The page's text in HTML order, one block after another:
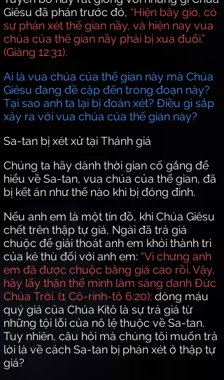
Giêsu đã phán trước đó, “Hiện bây giờ, có
sự phán xét thế gian nầy, và hiện nay vua
chúa của thế gian nầy phải bị xua đuổi.”
(Giăng 12:31).
Ai là vua chúa của thế gian này mà Chúa
Giêsu đang đề cập đến trong đoạn này?
Tại sao anh ta lại bị đoán xét? Điều gì sắp
xảy ra với vua chúa của thế gian này?
Sa-tan bị xét xử tại Thánh giá
Chúng ta hãy dành thời gian cố gắng để
hiểu về Sa-tan, vua chúa của thế gian, đã
bị kết án như thế nào khi bị đóng đinh.
Nếu anh em là một tín đồ, khi Chúa Giêsu
chết trên thập tự giá, Ngài đã trả giá
chuộc để giải thoát anh em khỏi thành trì
của kẻ thù đối với anh em: “Vì chưng anh
em đã được chuộc bằng giá cao rồi. Vậy,
hãy lấy thân thể mình làm sáng danh Đức
Chúa Trời. (1 Cô-rinh-tô 6:20); dòng máu
quý giá của Chúa Kitô là sự trả giá từ
những tội lỗi của nô lệ thuộc về Sa-tan.
Tuy nhiên, câu hỏi mà chúng tôi muốn trả
lời là về cách Sa-tan bị phán xét ở thập tự
giá?